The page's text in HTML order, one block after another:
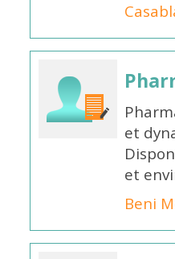
et
et
Beni